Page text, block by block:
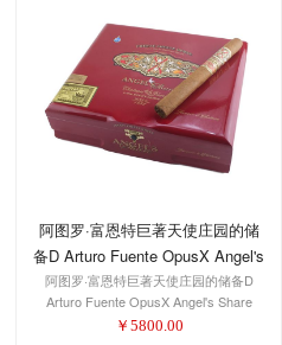
阿图罗·富恩特巨著天使庄园的储
备D Arturo Fuente OpusX Angel's
Share Reserve D'Chateau
阿图罗·富恩特巨著天使庄园的储备D
Arturo Fuente OpusX Angel's Share
Reserve D'Chateau
￥ 5800.00